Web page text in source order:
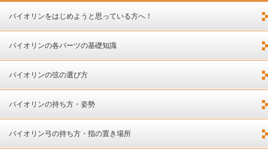
バイオリンをはじめようと思っている方へ！
バイオリンの各パーツの基礎知識
バイオリンの弦の選び方
バイオリンの持ち方・姿勢
バイオリン弓の持ち方・指の置き場所